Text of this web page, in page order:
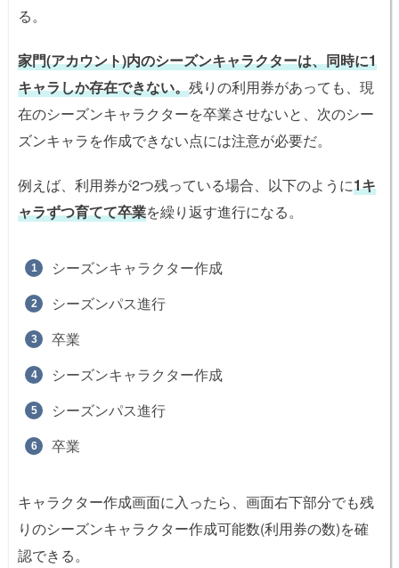
る。
家門(アカウント)内のシーズンキャラクターは、同時に1
キャラしか存在できない。残りの利用券があっても、現
在のシーズンキャラクターを卒業させないと、次のシー
ズンキャラを作成できない点には注意が必要だ。
例えば、利用券が2つ残っている場合、以下のように1キ
ャラずつ育てて卒業を繰り返す進行になる。
シーズンキャラクター作成
シーズンパス進行
卒業
シーズンキャラクター作成
シーズンパス進行
卒業
キャラクター作成画面に入ったら、画面右下部分でも残
りのシーズンキャラクター作成可能数(利用券の数)を確
認できる。